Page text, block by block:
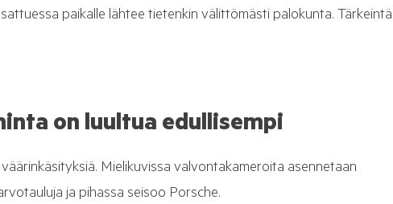
paikalle lähtee tietenkin välittömästi palokunta. Tärkeintä
on luultua edullisempi
Mielikuvissa valvontakameroita asennetaan
ja pihassa seisoo Porsche.